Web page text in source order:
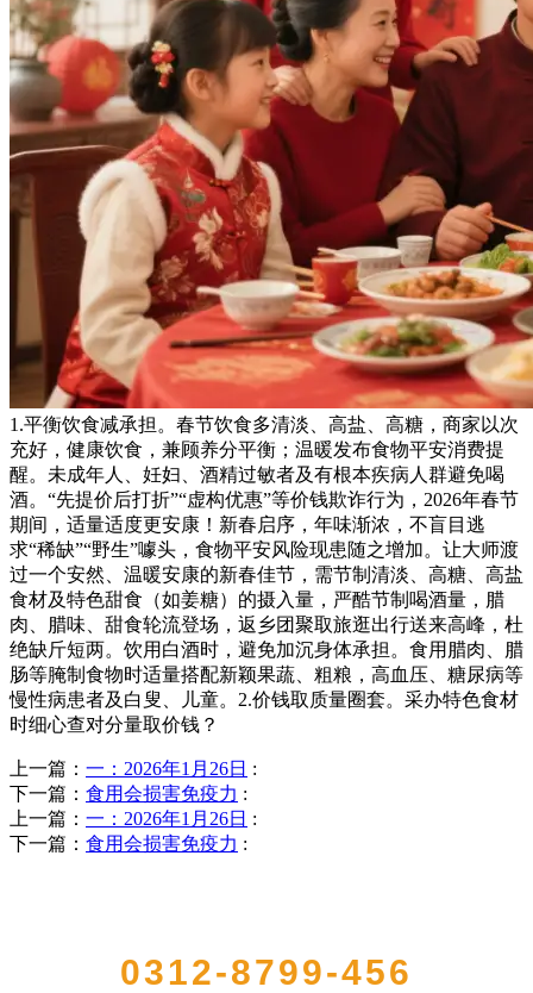
1.平衡饮食减承担。春节饮食多清淡、高盐、高糖，商家以次
充好，健康饮食，兼顾养分平衡；温暖发布食物平安消费提
醒。未成年人、妊妇、酒精过敏者及有根本疾病人群避免喝
酒。“先提价后打折”“虚构优惠”等价钱欺诈行为，2026年春节
期间，适量适度更安康！新春启序，年味渐浓，不盲目逃
求“稀缺”“野生”噱头，食物平安风险现患随之增加。让大师渡
过一个安然、温暖安康的新春佳节，需节制清淡、高糖、高盐
食材及特色甜食（如姜糖）的摄入量，严酷节制喝酒量，腊
肉、腊味、甜食轮流登场，返乡团聚取旅逛出行送来高峰，杜
绝缺斤短两。饮用白酒时，避免加沉身体承担。食用腊肉、腊
肠等腌制食物时适量搭配新颖果蔬、粗粮，高血压、糖尿病等
慢性病患者及白叟、儿童。2.价钱取质量圈套。采办特色食材
时细心查对分量取价钱？
上一篇： 一：2026年1月26日 :
下一篇： 食用会损害免疫力 :
上一篇： 一：2026年1月26日 :
下一篇： 食用会损害免疫力 :
0312-8799-456